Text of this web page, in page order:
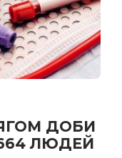
ДОБИ
ЛЮДЕЙ